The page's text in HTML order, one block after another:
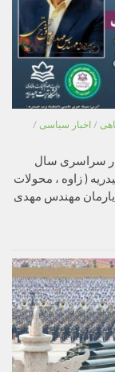
/ اخبار سیاسی /
ر سراسری سال
( زاوه ، محولات
مهندس مهدی